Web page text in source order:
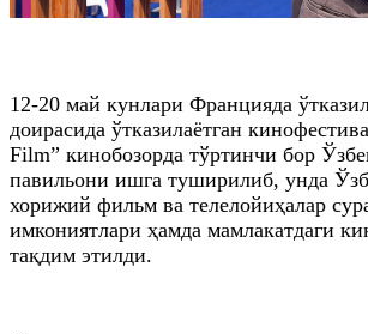
12-20 май кунлари Францияда
доирасида ўтказилаётган
Film” кинобозорда тўртинчи бор
павильони ишга туширилиб, унда
хорижий фильм ва телелойиҳалар
имкониятлари ҳамда мамлакатдаги
тақдим этилди.